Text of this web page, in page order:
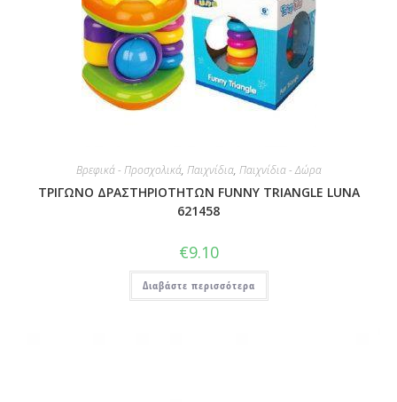
Βρεφικά - Προσχολικά, Παιχνίδια, Παιχνίδια - Δώρα
ΤΡΙΓΩΝΟ ΔΡΑΣΤΗΡΙΟΤΗΤΩΝ FUNNY TRIANGLE LUNA
621458
€9.10
Διαβάστε περισσότερα